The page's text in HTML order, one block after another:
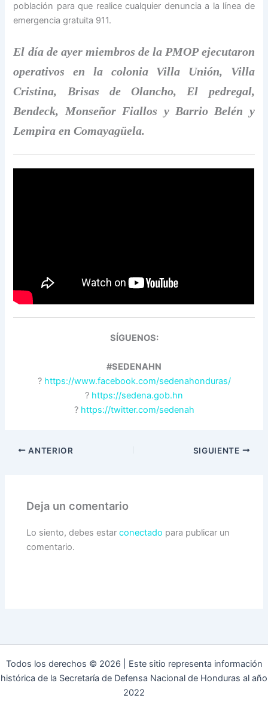
población para que realice cualquier denuncia a la línea de
emergencia gratuita 911.
El día de ayer miembros de la PMOP ejecutaron
operativos en la colonia Villa Unión, Villa
Cristina, Brisas de Olancho, El pedregal,
Bendeck, Monseñor Fiallos y Barrio Belén y
Lempira en Comayagüela.
SÍGUENOS:
#SEDENAHN
? https://www.facebook.com/sedenahonduras/
? https://sedena.gob.hn
? https://twitter.com/sedenah
ANTERIOR SIGUIENTE
Deja un comentario
Lo siento, debes estarconectado para publicar un
comentario.
Todos los derechos © 2026 | Este sitio representa información
histórica de la Secretaría de Defensa Nacional de Honduras al año
2022